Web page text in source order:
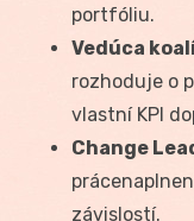
portfóliu.
Vedúca
rozhoduje o
vlastní KPI
Change
závislostí.